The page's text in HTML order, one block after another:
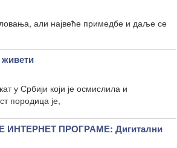
али највеће примедбе и даље се
у Србији који је осмислила и
породица је,
ПРОГРАМЕ: Дигитални